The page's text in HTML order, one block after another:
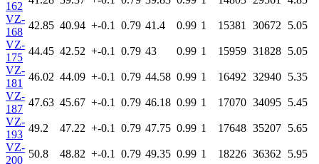
162
VZ-
168
42.85 40.94 +-0.1 0.79 41.4 0.99 1 15381 30672
5.05
VZ-
175
44.45 42.52 +-0.1 0.79 43 0.99 1 15959 31828 5.05
VZ-
181
46.02 44.09 +-0.1 0.79 44.58 0.99 1 16492 32940 5.35
VZ-
187
47.63 45.67 +-0.1 0.79 46.18 0.99 1 17070 34095 5.45
VZ-
193
49.2 47.22 +-0.1 0.79 47.75 0.99 1 17648 35207 5.65
VZ-
200
50.8 48.82 +-0.1 0.79 49.35 0.99 1 18226 36362
5.95